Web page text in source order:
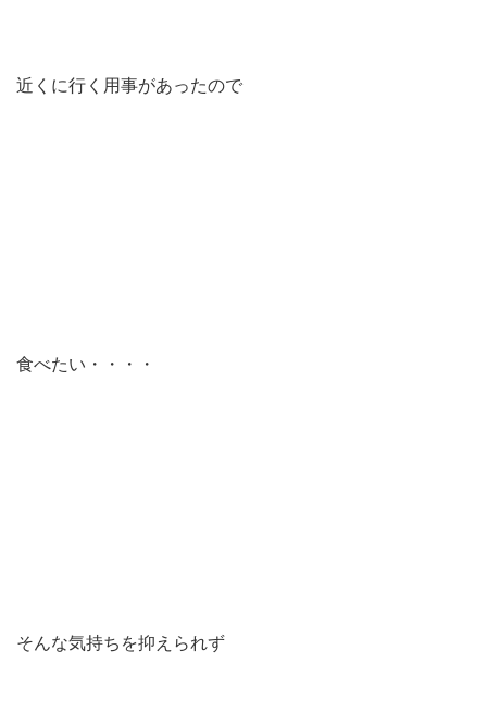
近くに行く用事があったので
食べたい・・・・
そんな気持ちを抑えられず